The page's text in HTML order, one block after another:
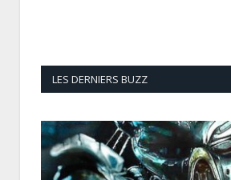
LES DERNIERS BUZZ